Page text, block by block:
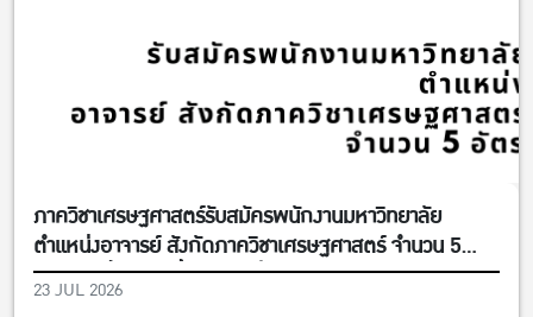
ภาควิชาเศรษฐศาสตร์รับสมัครพนักงานมหาวิทยาลัย
ตำแหน่งอาจารย์ สังกัดภาควิชาเศรษฐศาสตร์ จำนวน 5
อัตรา ได้ตั้งแต่บัดนี้จนถึงวันที่ 13 พฤศจิกายน พ.ศ. 2569
23 JUL 2026